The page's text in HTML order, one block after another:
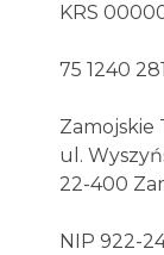
KRS
75 1240
Zamojskie
ul.
22-400
NIP 922-